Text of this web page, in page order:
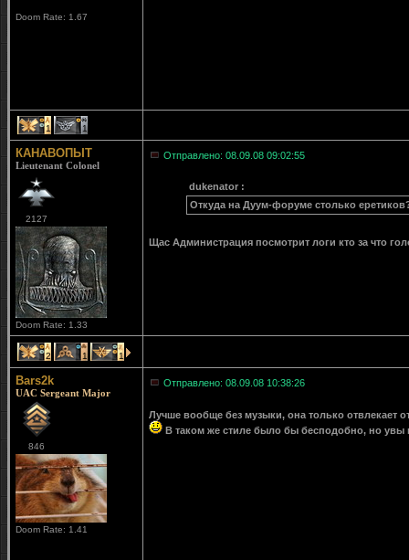
Doom Rate: 1.67
1 1
КАНАВОПЫТ
Lieutenant Colonel
2127
Doom Rate: 1.33
Отправлено: 08.09.08 09:02:55
dukenator :
Откуда на Дуум-форуме столько
Щас Администрация посмотрит логи кто за что
2 1 1
Bars2k
UAC Sergeant Major
846
Doom Rate: 1.41
Отправлено: 08.09.08 10:38:26
Лучше вообще без музыки, она только отвлекает
В таком же стиле было бы бесподобно, но